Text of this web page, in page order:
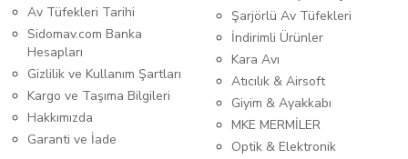
Av Tüfekleri Tarihi
Sidomav.com Banka
Hesapları
Gizlilik ve Kullanım Şartları
Kargo ve Taşıma Bilgileri
Hakkımızda
Garanti ve İade
Şarjörlü Av Tüfekleri
İndirimli Ürünler
Kara Avı
Atıcılık & Airsoft
Giyim & Ayakkabı
MKE MERMİLER
Optik & Elektronik